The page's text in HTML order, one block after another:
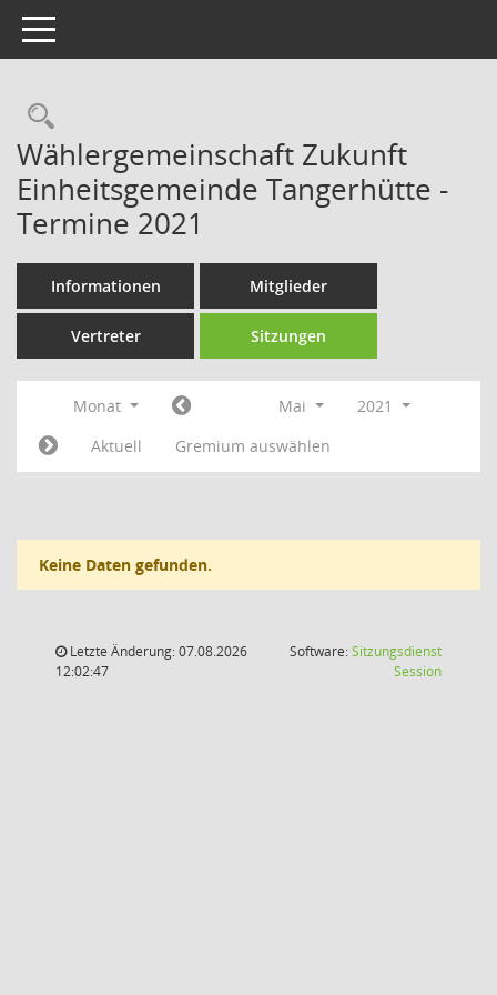
Toggle navigation
Rechercheauswahl
Wählergemeinschaft Zukunft
Einheitsgemeinde Tangerhütte -
Termine 2021
Informationen Mitglieder
Vertreter Sitzungen
Monat Mai
2021
Aktuell
Gremium auswählen
Keine Daten gefunden.
Letzte Änderung: 07.08.2026
12:02:47
Software:Sitzungsdienst
Session(Wird in